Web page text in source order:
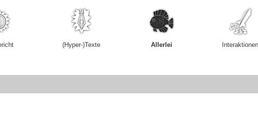
(Hyper-)Texte Allerlei Interaktionen